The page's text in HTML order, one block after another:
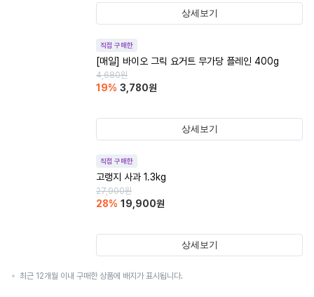
상세보기
직접 구매한
[매일] 바이오 그릭 요거트 무가당 플레인 400g
4,680원
19% 3,780원
상세보기
직접 구매한
고랭지 사과 1.3kg
27,900원
28% 19,900원
상세보기
최근 12개월 이내 구매한 상품에 배지가 표시됩니다.